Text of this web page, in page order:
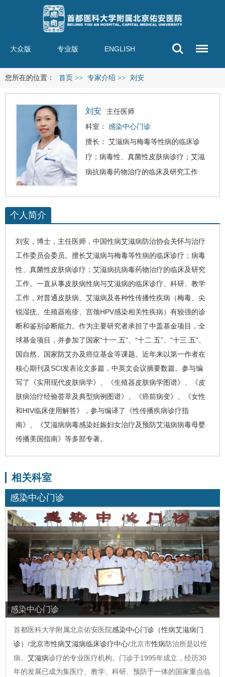
大众版 专业版 ENGLISH
您所在的位置： 首页 >> 专家介绍 >> 刘安
刘安
主任医师
科室： 感染中心门诊
擅长： 艾滋病与梅毒等性病的临床诊
疗；病毒性、真菌性皮肤病诊疗；艾滋
病抗病毒药物治疗的临床及研究工作
个人简介
刘安 ，博士，主任医师，中国性病艾滋病防治协会关怀与治疗
工作委员会委员。 擅长艾滋病与梅毒等性病的临床诊疗；病毒
性、真菌性皮肤病诊疗；艾滋病抗病毒药物治疗的临床及研究
工作。 一直从事皮肤病性病与艾滋病的临床诊疗、科研、教学
工作，对普通皮肤病、艾滋病及各种性传播性疾病（梅毒、尖
锐湿疣、生殖器疱疹、宫颈HPV感染相关性疾病）有较强的诊
断和鉴别诊断能力。作为主要研究者承担了中盖基金项目，全
球基金项目，并参加了国家“十一 五” “十二 五” “十三 五”、
国自然、国家防艾办及癌症基金等课题。近年来以第一作者在
核心期刊及SCI发表论文多篇，中英文会议摘要数篇。参与编
写了《实用现代皮肤病学》、《生殖器皮肤病学图谱》、《皮
肤病治疗经验荟萃及典型病例图谱》、《癌前病变》、《女性
和HIV临床使用解答》，参与编译了《性传播疾病诊疗指
南》、《艾滋病病毒感染妊娠妇女治疗及预防艾滋病病毒母婴
传播美国指南》等多部专著。
相关科室
感染中心门诊
感染中心门诊
首都医科大学附属北京佑安医院感染中心门诊（性病艾滋病门
诊） /北京市性病艾滋病临床诊疗中心/北京市性病防治所是以性
病、 艾滋病诊疗的专业医疗机构。门诊于1995年成立，经历30
年的发展已成为集医疗、教学、科研、预防于一体的国家重点临